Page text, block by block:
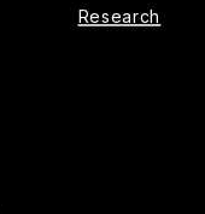
Research